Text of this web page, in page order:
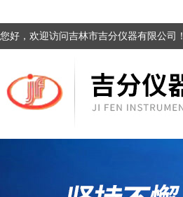
您好，欢迎访问吉林市吉分仪器有限公司！